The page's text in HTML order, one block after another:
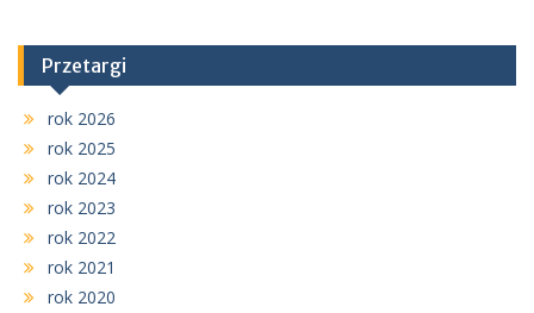
Przetargi
rok 2026
rok 2025
rok 2024
rok 2023
rok 2022
rok 2021
rok 2020